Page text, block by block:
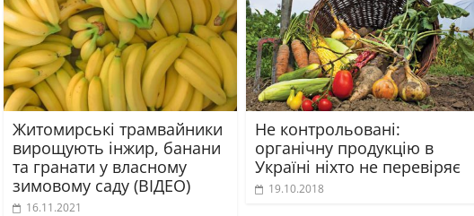
Житомирські трамвайники
вирощують інжир, банани
та гранати у власному
зимовому саду (ВІДЕО)
16.11.2021
Не контрольовані:
органічну продукцію в
Україні ніхто не перевіряє
19.10.2018